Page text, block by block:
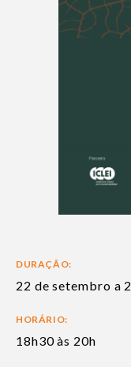
DURAÇÃO:
22 de setembro a
HORÁRIO:
18h30 às 20h